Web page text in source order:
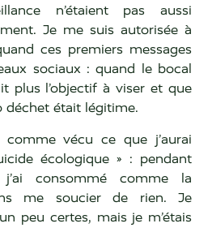
n’étaient pas aussi
Je me suis autorisée à
ces premiers messages
sociaux : quand le bocal
plus l’objectif à viser et que
déchet était légitime.
vécu ce que j’aurai
écologique » : pendant
j’ai consommé comme la
me soucier de rien. Je
peu certes, mais je m’étais